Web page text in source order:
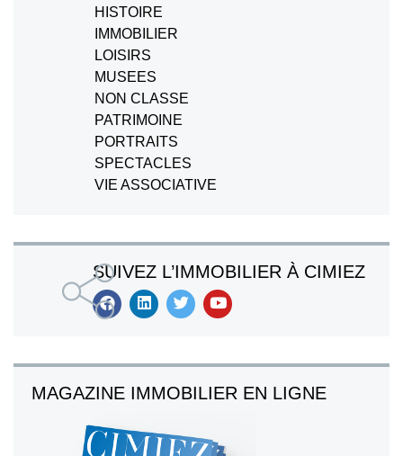
HISTOIRE
IMMOBILIER
LOISIRS
MUSEES
NON CLASSE
PATRIMOINE
PORTRAITS
SPECTACLES
VIE ASSOCIATIVE
SUIVEZ L’IMMOBILIER À CIMIEZ
MAGAZINE IMMOBILIER EN LIGNE